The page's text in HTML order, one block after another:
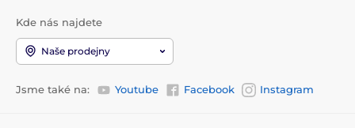
Kde nás najdete
Naše prodejny
Jsme také na: Youtube Facebook Instagram